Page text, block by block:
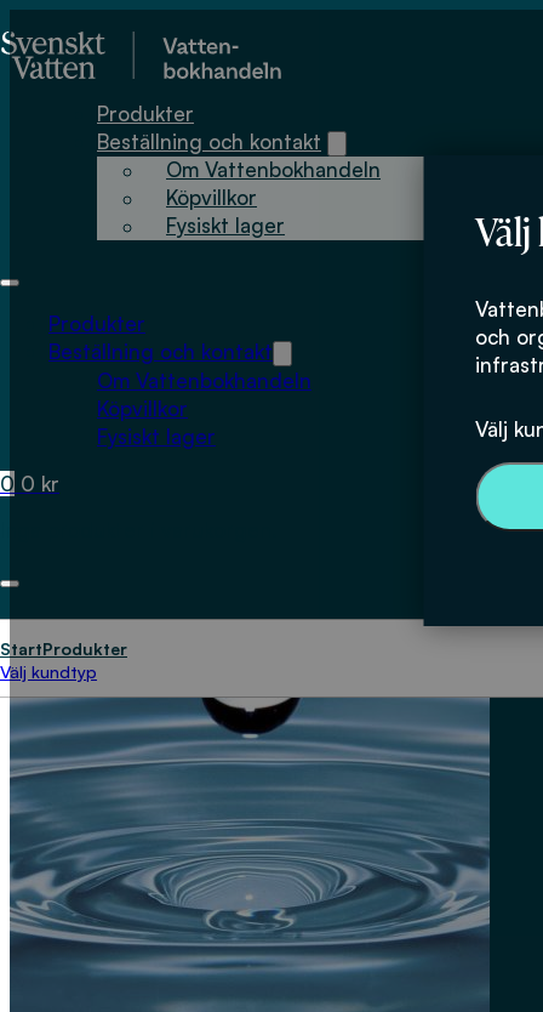
och
Välj
Produkter
Beställning och kontakt
Om Vattenbokhandeln
Köpvillkor
Fysiskt lager
Produkter
Beställning och kontakt
Om Vattenbokhandeln
Köpvillkor
Fysiskt lager
0 0 kr
StartProdukter
Välj kundtyp